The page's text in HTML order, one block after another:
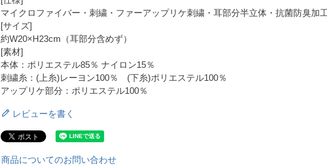
マイクロファイバー・刺繍・ファーアップリケ刺繍・耳部分半立体・抗菌防臭加
[サイズ]
約W20×H23cm（耳部分含めず）
[素材]
本体：ポリエステル85％ ナイロン15％
刺繍糸：(上糸)レーヨン100％ (下糸)ポリエステル100％
アップリケ部分：ポリエステル100％
レビューを書く
商品についてのお問い合わせ